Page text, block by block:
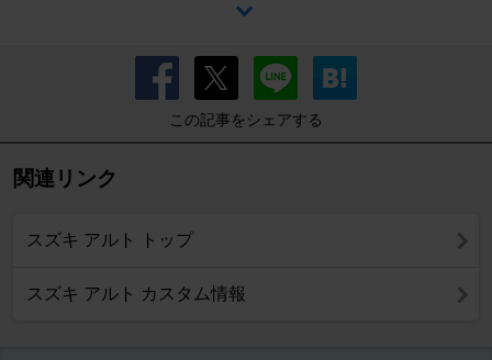
この記事をシェアする
関連リンク
スズキ アルト トップ
スズキ アルト カスタム情報